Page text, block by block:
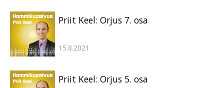
Priit Keel: Orjus 7. osa
15.8.2021
Priit Keel: Orjus 5. osa